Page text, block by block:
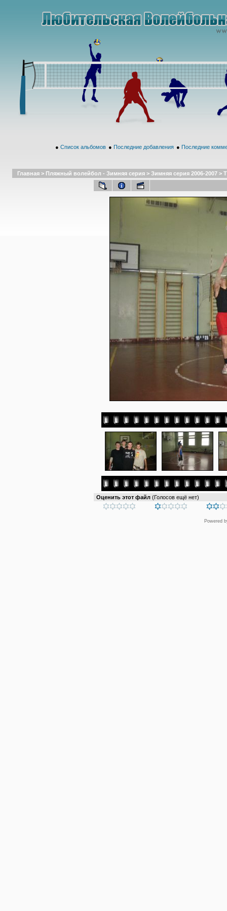
● Список альбомов ● Последние добавления ● Последние
Главная > Пляжный волейбол - Зимняя серия > Зимняя серия 2006-2007 >
Оценить этот файл (Голосов ещё нет)
Powered